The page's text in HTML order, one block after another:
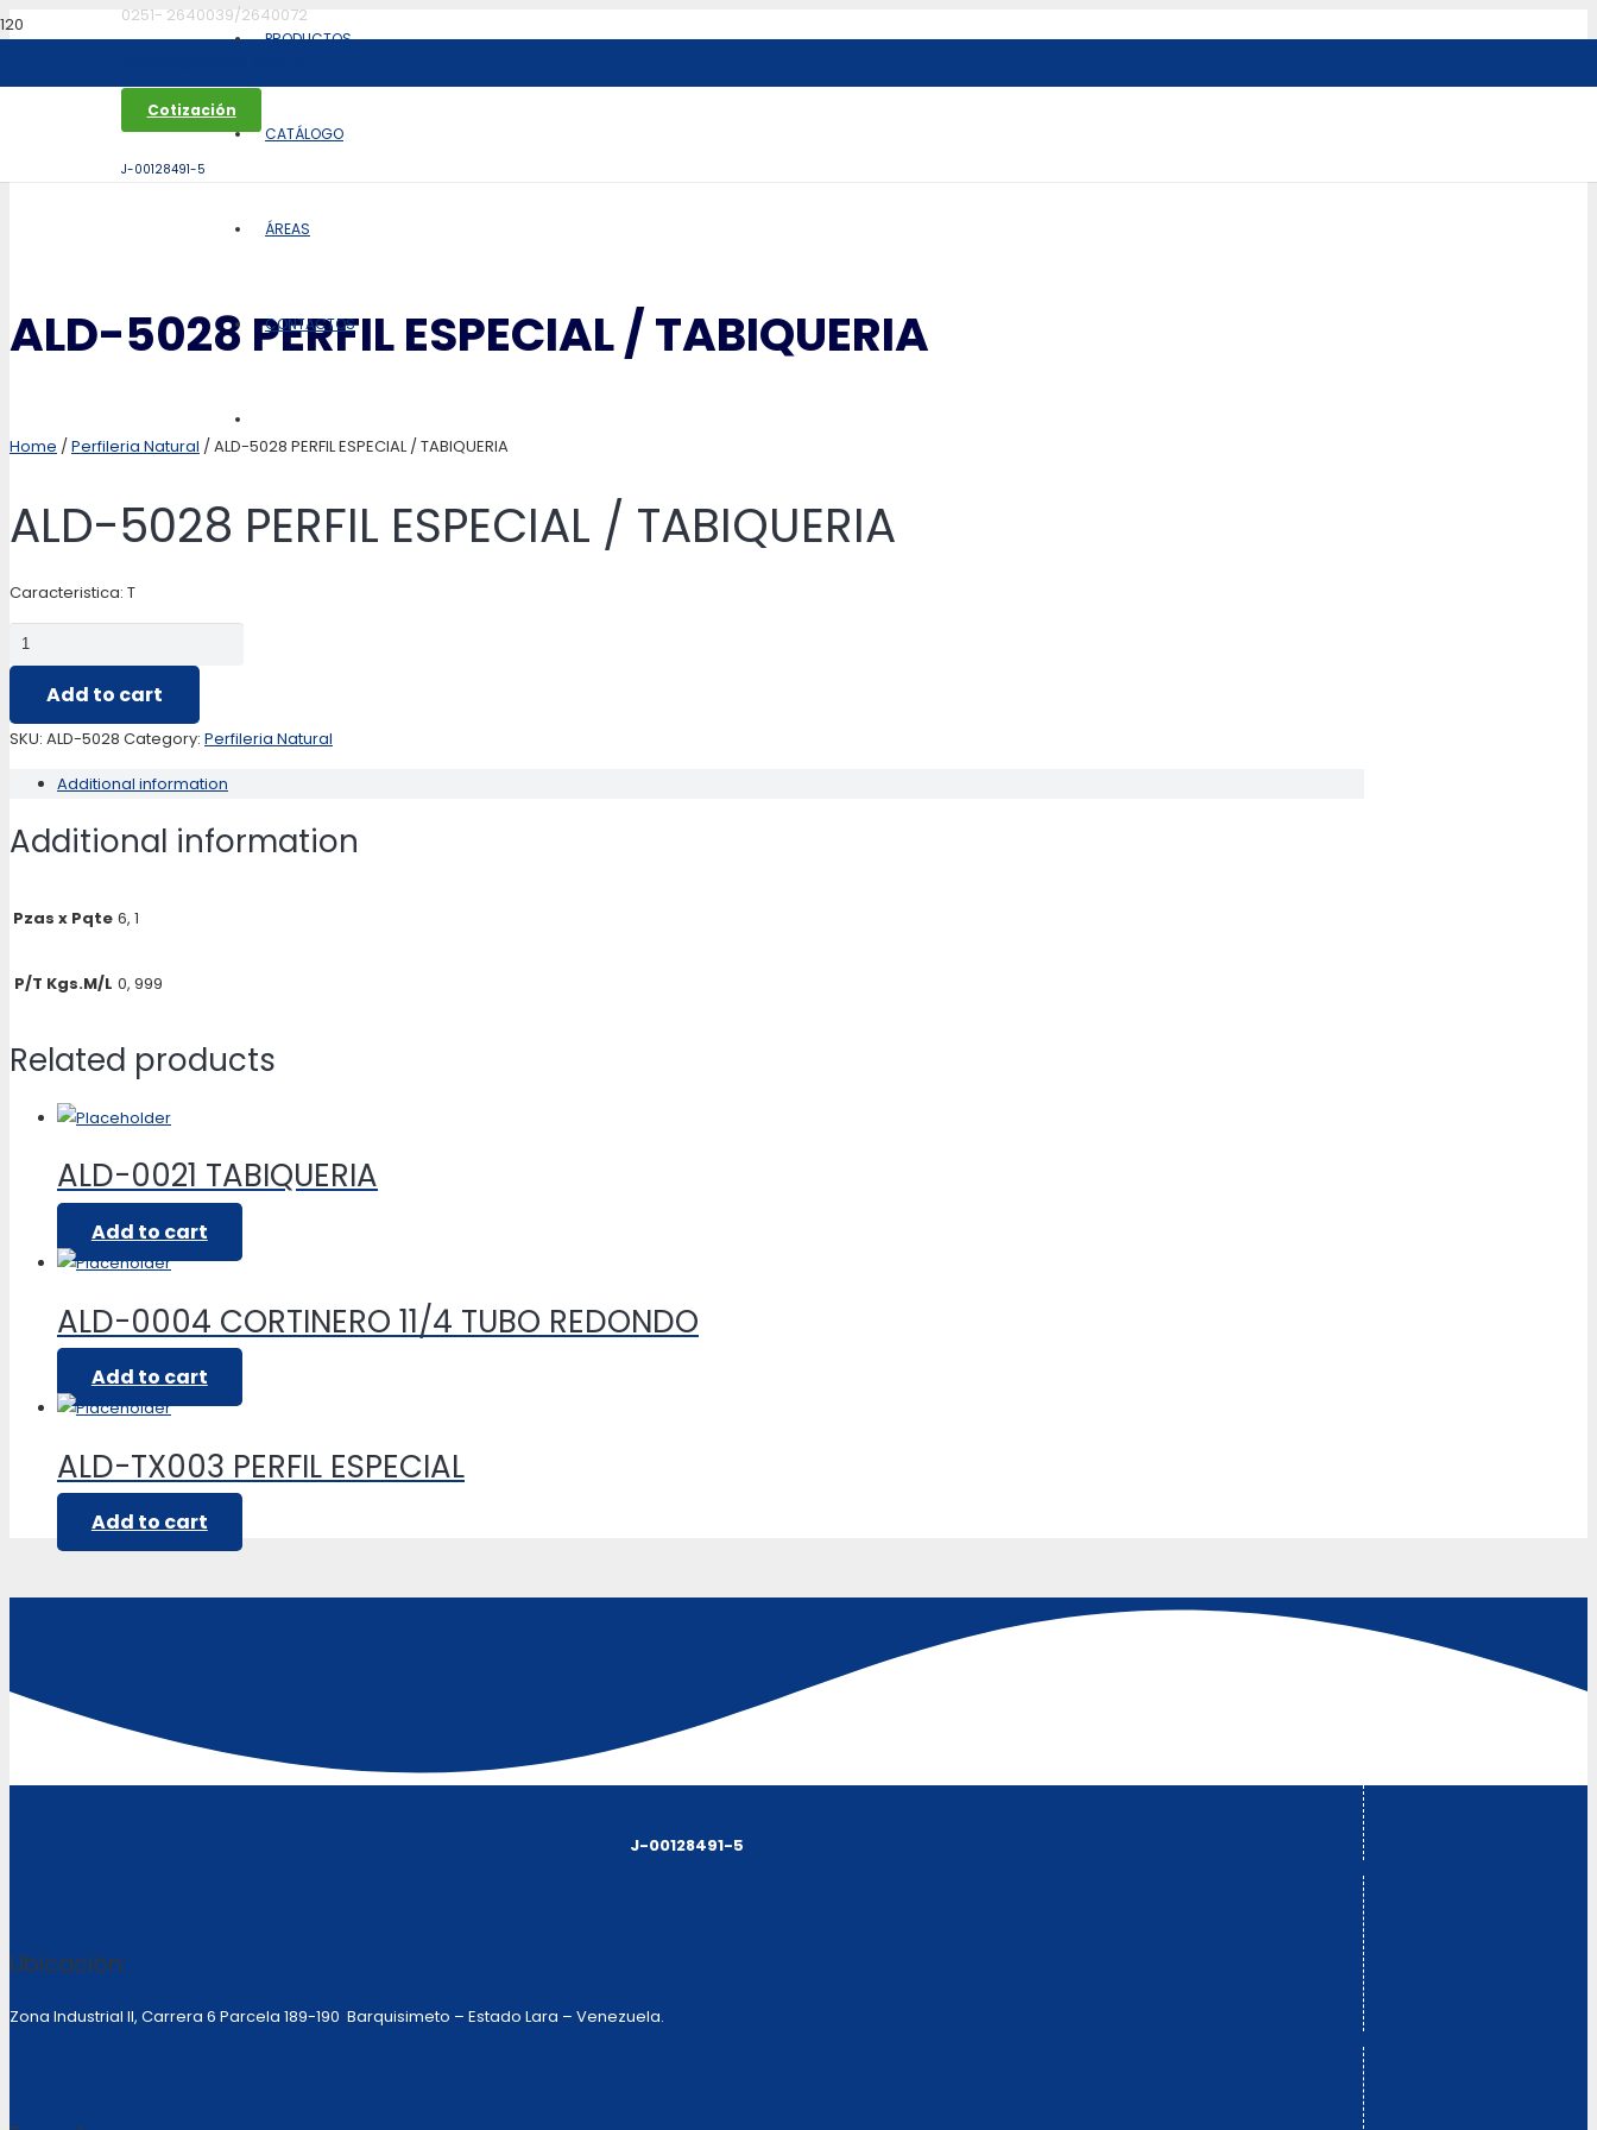
0251- 2640039/2640072
Cotización
J-00128491-5
PRODUCTOS
CATÁLOGO
ÁREAS
CONTACTOS
ALD-5028 PERFIL ESPECIAL / TABIQUERIA
Home /Perfileria Natural / ALD-5028 PERFIL ESPECIAL / TABIQUERIA
ALD-5028 PERFIL ESPECIAL / TABIQUERIA
Caracteristica: T
ALD-
5028
PERFIL
ESPECIAL
TABIQUERIA
Add to cart
SKU: ALD-5028 Category: Perfileria Natural
Additional information
Additional information
Pzas x Pqte 6, 1
P/T Kgs.M/L 0, 999
Related products
ALD-0021 TABIQUERIA
Add to cart
ALD-0004 CORTINERO 11/4 TUBO REDONDO
Add to cart
ALD-TX003 PERFIL ESPECIAL
Add to cart
J-00128491-5
Ubicación:
Zona Industrial II, Carrera 6 Parcela 189-190 Barquisimeto – Estado Lara – Venezuela.